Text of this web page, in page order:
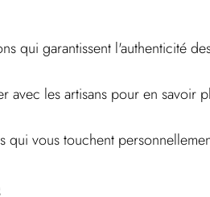
qui garantissent l'authenticité
avec les artisans pour en savoir
qui vous touchent